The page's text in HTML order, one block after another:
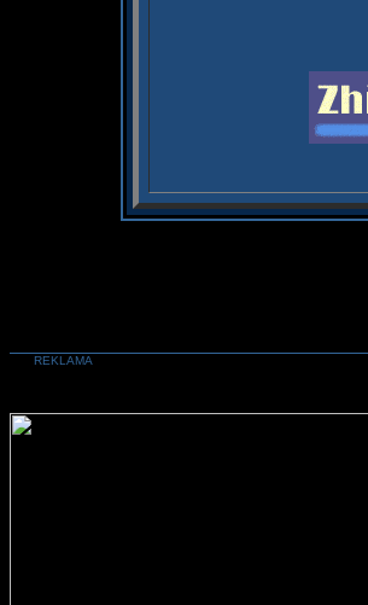
REKLAMA